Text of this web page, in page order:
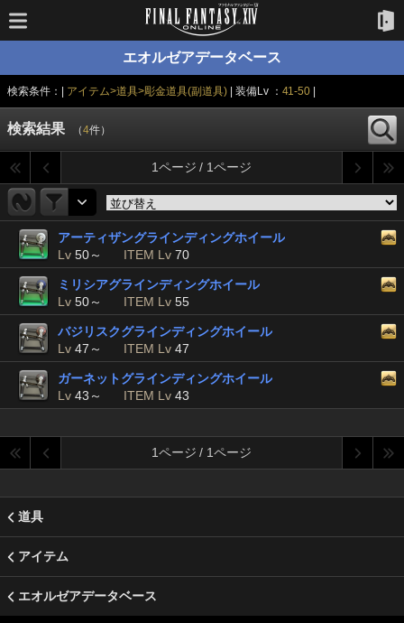
エオルゼアデータベース
検索条件：| アイテム>道具>彫金道具(副道具) | 装備Lv ： 41-50
検索結果 （4件）
1ページ / 1ページ
アーティザングラインディングホイール
Lv 50～ ITEM Lv 70
ミリシアグラインディングホイール
Lv 50～ ITEM Lv 55
バジリスクグラインディングホイール
Lv 47～ ITEM Lv 47
ガーネットグラインディングホイール
Lv 43～ ITEM Lv 43
1ページ / 1ページ
道具
アイテム
エオルゼアデータベース